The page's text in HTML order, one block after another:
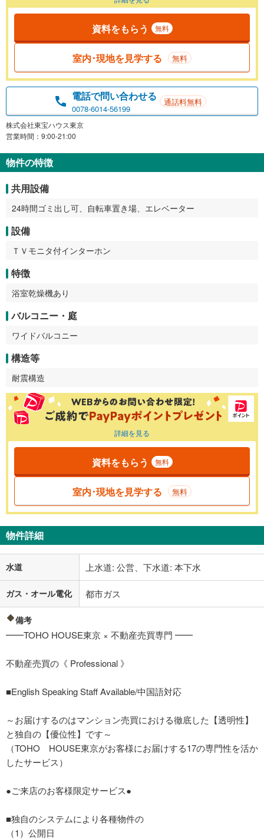
資料をもらう 無料
室内･現地を見学する 無料
電話で問い合わせる
0078-6014-56199
通話料無料
株式会社東宝ハウス東京
営業時間：9:00-21:00
物件の特徴
共用設備
24時間ゴミ出し可、自転車置き場、エレベーター
設備
ＴＶモニタ付インターホン
特徴
浴室乾燥機あり
バルコニー・庭
ワイドバルコニー
構造等
耐震構造
詳細を見る
資料をもらう 無料
室内･現地を見学する 無料
物件詳細
水道 上水道: 公営、下水道: 本下水
ガス・オール電化 都市ガス
備考
━━TOHO HOUSE東京 × 不動産売買専門 ━━
不動産売買の《 Professional 》
■English Speaking Staff Available/中国語対応
～お届けするのはマンション売買における徹底した【透明性】
と独自の【優位性】です～
（TOHO HOUSE東京がお客様にお届けする17の専門性を活か
したサービス）
●ご来店のお客様限定サービス●
■独自のシステムにより各種物件の
（1）公開日